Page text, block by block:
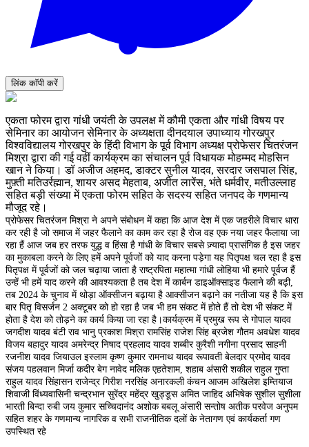
लिंक कॉपी करें
एकता फोरम द्वारा गांधी जयंती के उपलक्ष में कौमी एकता और गांधी विषय पर
सेमिनार का आयोजन सेमिनार के अध्यक्षता दीनदयाल उपाध्याय गोरखपुर
विश्वविद्यालय गोरखपुर के हिंदी विभाग के पूर्व विभाग अध्यक्ष प्रोफेसर चितरंजन
मिश्रा द्वारा की गई वहीं कार्यक्रम का संचालन पूर्व विधायक मोहम्मद मोहसिन
खान ने किया। डॉ अजीज अहमद, डाक्टर सुनील यादव, सरदार जसपाल सिंह,
मुफ़्ती मतिउर्रह्मान, शायर असद मेहताब, अजीत लारेंस, भंते धर्मवीर, मतीउल्लाह
सहित बड़ी संख्या में एकता फोरम सहित के सदस्य सहित जनपद के गणमान्य
मौजूद रहे।
प्रोफेसर चितरंजन मिश्रा ने अपने संबोधन में कहा कि आज देश में एक जहरीले विचार धारा
कर रही है जो समाज में जहर फैलाने का काम कर रहा है रोज वह एक नया जहर फैलाया जा
रहा हैं आज जब हर तरफ युद्ध व हिंसा है गांधी के विचार सबसे ज़्यादा प्रासंगिक है इस जहर
का मुकाबला करने के लिए हमें अपने पूर्वजों को याद करना पड़ेगा यह पितृपक्ष चल रहा है इस
पितृपक्ष में पूर्वजों को जल चढ़ाया जाता है राष्ट्रपिता महात्मा गांधी लोहिया भी हमारे पूर्वज हैं
उन्हें भी हमें याद करने की आवश्यकता है तब देश में कार्बन डाइऑक्साइड फैलाने की बढ़ी,
तब 2024 के चुनाव में थोड़ा ऑक्सीजन बढ़ाया है आक्सीजन बढ़ाने का नतीजा यह है कि इस
बार पितृ विसर्जन 2 अक्टूबर को हो रहा है जब भी हम संकट में होते हैं तो देश भी संकट में
होता है देश को तोड़ने का कार्य किया जा रहा है।कार्यक्रम में प्रमुख रूप से गोपाल यादव
जगदीश यादव बंटी राव भानु प्रकाश मिश्रा रामसिंह राजेश सिंह ब्रजेश गौतम अवधेश यादव
विजय बहादुर यादव अमरेन्द्र निषाद प्रहलाद यादव शब्बीर कुरैशी नगीना प्रसाद साहनी
रजनीश यादव जियाउल इस्लाम कृष्ण कुमार रामनाथ यादव रूपावती बेलदार प्रमोद यादव
संजय पहलवान मिर्जा कदीर बेग नावेद मलिक एहतेशाम, शहाब अंसारी शकील राहुल गुप्ता
राहुल यादव सिंहासन राजेन्द्र गिरीश नरसिंह अनारकली कंचन आजम अखिलेश इम्तियाज
शिवाजी विंध्यवासिनी चन्द्रभान सुरेंद्र महेंद्र खुड्डूस अमित जाहिद अभिषेक सुशील सुशीला
भारती बिन्दा रुबी जय कुमार सच्चिदानंद अशोक बबलू अंसारी सन्तोष अतीक परवेज अनुपम
सहित शहर के गणमान्य नागरिक व सभी राजनीतिक दलों के नेतागण एवं कार्यकर्ता गण
उपस्थित रहे